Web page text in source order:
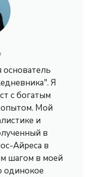
основатель
Я
с богатым
Мой
и
в
Айреса в
шагом в моей
одинокое